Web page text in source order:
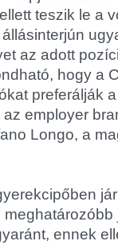
teszik le a
az adott
hogy a
preferálják
employer
Longo, a
ennek